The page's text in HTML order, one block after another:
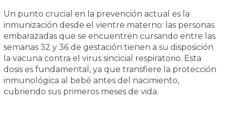
Un punto crucial en la prevención actual es la
inmunización desde el vientre materno: las personas
embarazadas que se encuentren cursando entre las
semanas 32 y 36 de gestación tienen a su disposición
la vacuna contra el virus sincicial respiratorio. Esta
dosis es fundamental, ya que transfiere la protección
inmunológica al bebé antes del nacimiento,
cubriendo sus primeros meses de vida.